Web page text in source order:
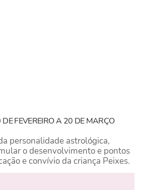
FEVEREIRO A 20 DE MARÇO
personalidade astrológica,
o desenvolvimento e pontos
e convívio da criança Peixes.